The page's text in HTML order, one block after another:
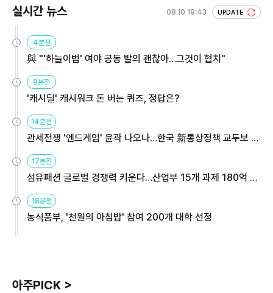
실시간 뉴스 08.10 19:43 UPDATE
4분전
與 "'하늘이법' 여야 공동 발의 괜찮아…그것이 협치"
9분전
'캐시딜' 캐시워크 돈 버는 퀴즈, 정답은?
14분전
관세전쟁 '엔드게임' 윤곽 나오나…한국 新통상정책 교두보 활
용해야
17분전
섬유패션 글로벌 경쟁력 키운다…산업부 15개 과제 180억 지
원
18분전
농식품부, '천원의 아침밥' 참여 200개 대학 선정
아주PICK >